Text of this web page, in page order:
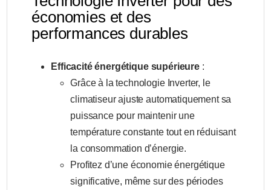
économies et des
performances durables
Efficacité énergétique supérieure:
Grâce à la technologie Inverter, le
climatiseur ajuste automatiquement sa
puissance pour maintenir une
température constante tout en réduisant
la consommation d’énergie.
Profitez d’une économie énergétique
significative, même sur des périodes